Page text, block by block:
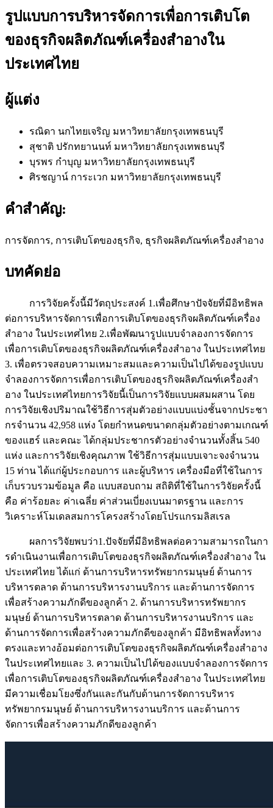
รูปแบบการบริหารจัดการเพื่อการเติบโต
ของธุรกิจผลิตภัณฑ์เครื่องสำอางใน
ประเทศไทย
ผู้แต่ง
รณิดา นกไทยเจริญ มหาวิทยาลัยกรุงเทพธนบุรี
สุชาติ ปรักทยานนท์ มหาวิทยาลัยกรุงเทพธนบุรี
บุรพร กำบุญ มหาวิทยาลัยกรุงเทพธนบุรี
ศิรชญาน์ การะเวก มหาวิทยาลัยกรุงเทพธนบุรี
คำสำคัญ:
การจัดการ, การเติบโตของธุรกิจ, ธุรกิจผลิตภัณฑ์เครื่องสำอาง
บทคัดย่อ
การวิจัยครั้งนี้มีวัตถุประสงค์ 1.เพื่อศึกษาปัจจัยที่มีอิทธิพล
ต่อการบริหารจัดการเพื่อการเติบโตของธุรกิจผลิตภัณฑ์เครื่อง
สําอาง ในประเทศไทย 2.เพื่อพัฒนารูปแบบจําลองการจัดการ
เพื่อการเติบโตของธุรกิจผลิตภัณฑ์เครื่องสําอาง ในประเทศไทย
3. เพื่อตรวจสอบความเหมาะสมและความเป็นไปได้ของรูปแบบ
จําลองการจัดการเพื่อการเติบโตของธุรกิจผลิตภัณฑ์เครื่องสํา
อาง ในประเทศไทยการวิจัยนี้เป็นการวิจัยแบบผสมผสาน โดย
การวิจัยเชิงปริมาณใช้วิธีการสุ่มตัวอย่างแบบแบ่งชั้นจากประชา
กรจํานวน 42,958 แห่ง โดยกําหนดขนาดกลุ่มตัวอย่างตามเกณฑ์
ของแฮร์ และคณะ ได้กลุ่มประชากรตัวอย่างจํานวนทั้งสิ้น 540
แห่ง และการวิจัยเชิงคุณภาพ ใช้วิธีการสุ่มแบบเจาะจงจํานวน
15 ท่าน ได้แก่ผู้ประกอบการ และผู้บริหาร เครื่องมือที่ใช้ในการ
เก็บรวบรวมข้อมูล คือ แบบสอบถาม สถิติที่ใช้ในการวิจัยครั้งนี้
คือ ค่าร้อยละ ค่าเฉลี่ย ค่าส่วนเบี่ยงเบนมาตรฐาน และการ
วิเคราะห์โมเดลสมการโครงสร้างโดยโปรแกรมลิสเรล
ผลการวิจัยพบว่า1.ปัจจัยที่มีอิทธิพลต่อความสามารถในกา
รดําเนินงานเพื่อการเติบโตของธุรกิจผลิตภัณฑ์เครื่องสําอาง ใน
ประเทศไทย ได้แก่ ด้านการบริหารทรัพยากรมนุษย์ ด้านการ
บริหารตลาด ด้านการบริหารงานบริการ และด้านการจัดการ
เพื่อสร้างความภักดีของลูกค้า 2. ด้านการบริหารทรัพยากร
มนุษย์ ด้านการบริหารตลาด ด้านการบริหารงานบริการ และ
ด้านการจัดการเพื่อสร้างความภักดีของลูกค้า มีอิทธิพลทั้งทาง
ตรงและทางอ้อมต่อการเติบโตของธุรกิจผลิตภัณฑ์เครื่องสําอาง
ในประเทศไทยและ 3. ความเป็นไปได้ของแบบจําลองการจัดการ
เพื่อการเติบโตของธุรกิจผลิตภัณฑ์เครื่องสําอาง ในประเทศไทย
มีความเชื่อมโยงซึ่งกันและกันกับด้านการจัดการบริหาร
ทรัพยากรมนุษย์ ด้านการบริหารงานบริการ และด้านการ
จัดการเพื่อสร้างความภักดีของลูกค้า